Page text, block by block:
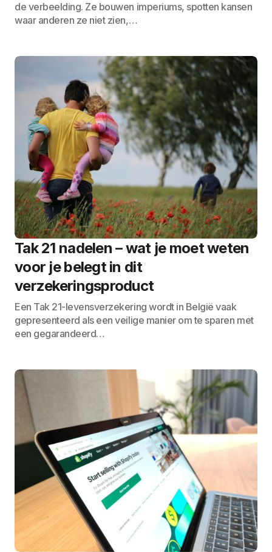
de verbeelding. Ze bouwen imperiums, spotten kansen
waar anderen ze niet zien,…
Tak 21 nadelen – wat je moet weten
voor je belegt in dit
verzekeringsproduct
Een Tak 21-levensverzekering wordt in België vaak
gepresenteerd als een veilige manier om te sparen met
een gegarandeerd…